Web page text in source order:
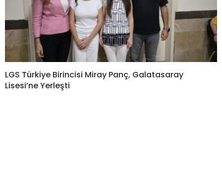
LGS Türkiye Birincisi Miray Panç, Galatasaray
Lisesi’ne Yerleşti